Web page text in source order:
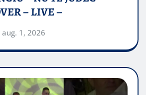
– LIVE –
aug. 1, 2026